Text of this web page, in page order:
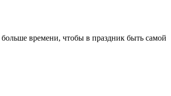
времени, чтобы в праздник быть самой